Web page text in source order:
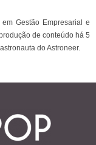
Gestão Empresarial e
de conteúdo há 5
do Astroneer.